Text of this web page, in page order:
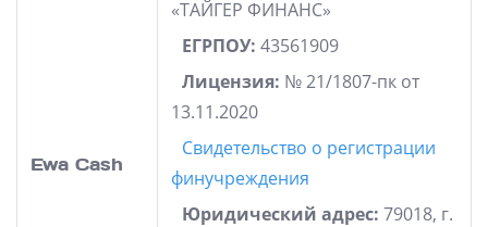
Ewa Cash
«ТАЙГЕР ФИНАНС»
ЕГРПОУ: 43561909
Лицензия: № 21/1807-пк от
13.11.2020
Свидетельство о регистрации
финучреждения
Юридический адрес: 79018, г.